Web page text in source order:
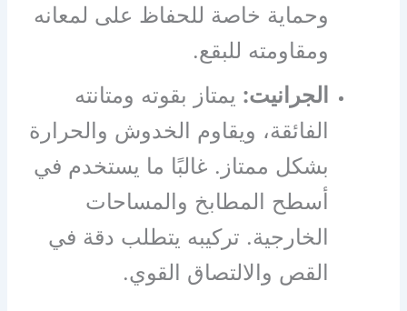
وحماية خاصة للحفاظ على لمعانه
ومقاومته للبقع.
الجرانيت: يمتاز بقوته ومتانته
الفائقة، ويقاوم الخدوش والحرارة
بشكل ممتاز. غالبًا ما يستخدم في
أسطح المطابخ والمساحات
الخارجية. تركيبه يتطلب دقة في
القص والالتصاق القوي.